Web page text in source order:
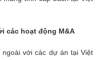
các hoạt động M&A
với các dự án tại Việt